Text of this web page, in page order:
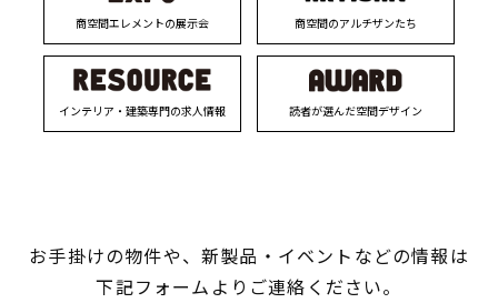
商空間エレメントの展示会 商空間のアルチザンたち
インテリア・建築専門の求人情報 読者が選んだ空間デザイン
お手掛けの物件や、新製品・イベントなどの情報は
下記フォームよりご連絡ください。